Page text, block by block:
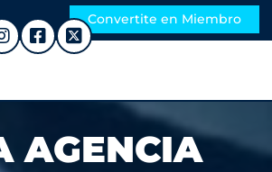
Convertite en Miembro
AGENCIA